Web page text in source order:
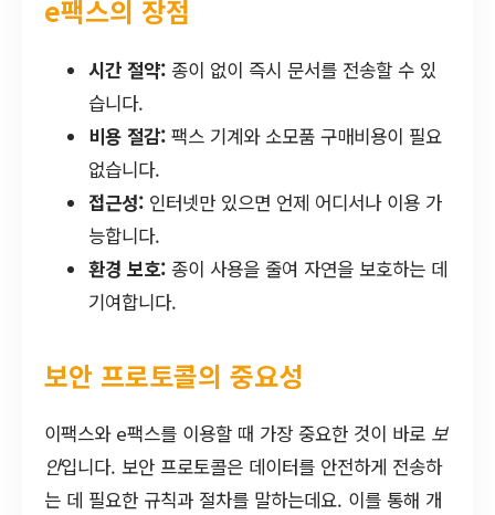
e팩스의 장점
시간 절약: 종이 없이 즉시 문서를 전송할 수 있
습니다.
비용 절감: 팩스 기계와 소모품 구매비용이 필요
없습니다.
접근성: 인터넷만 있으면 언제 어디서나 이용 가
능합니다.
환경 보호: 종이 사용을 줄여 자연을 보호하는 데
기여합니다.
보안 프로토콜의 중요성
이팩스와 e팩스를 이용할 때 가장 중요한 것이 바로 보
안입니다. 보안 프로토콜은 데이터를 안전하게 전송하
는 데 필요한 규칙과 절차를 말하는데요. 이를 통해 개